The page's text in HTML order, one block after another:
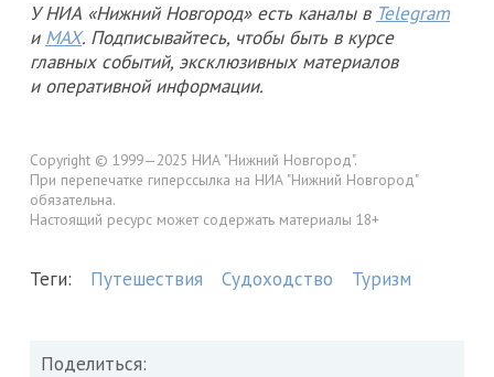
У НИА «Нижний Новгород» есть каналы в Telegram
и MAX. Подписывайтесь, чтобы быть в курсе
главных событий, эксклюзивных материалов
и оперативной информации.
Copyright © 1999—2025 НИА "Нижний Новгород".
При перепечатке гиперссылка на НИА "Нижний Новгород"
обязательна.
Настоящий ресурс может содержать материалы 18+
Теги: Путешествия Судоходство Туризм
Поделиться: